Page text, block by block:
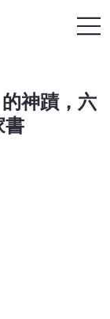
神蹟，六
書